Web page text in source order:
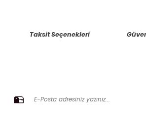
Ürün bilgilerinde hatalar bulunuyor.
Taksit Seçenekleri